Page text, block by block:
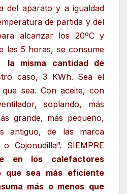
del aparato y a igualdad
de partida y del
alcanzar los 20ºC y
las 5 horas, se consume
la misma cantidad de
caso, 3 KWh. Sea el
sea. Con aceite, con
soplando, más
grande, más pequeño,
antiguo, de las marca
Cojonudilla”. SIEMPRE
en los calefactores
que sea más eficiente
más o menos que